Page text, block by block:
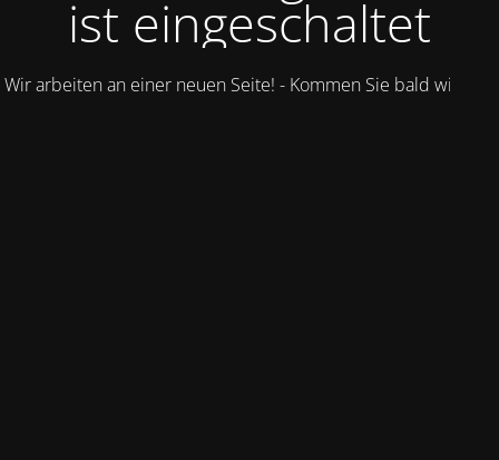
ist eingeschaltet
Wir arbeiten an einer neuen Seite! - Kommen Sie bald wieder.